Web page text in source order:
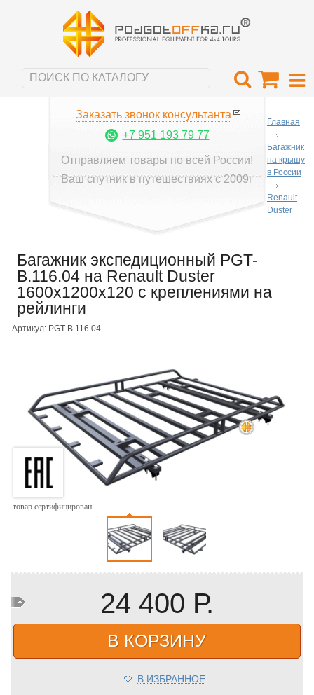
Заказать звонок консультанта
+7 951 193 79 77
Отправляем товары по всей России!
Ваш спутник в путешествиях с 2009г
Главная
Багажник
на крышу
в России
Renault
Duster
Багажник экспедиционный PGT-
B.116.04 на Renault Duster
1600х1200х120 с креплениями на
рейлинги
Артикул: PGT-B.116.04
товар сертифицирован
24 400 Р.
В КОРЗИНУ
В ИЗБРАННОЕ